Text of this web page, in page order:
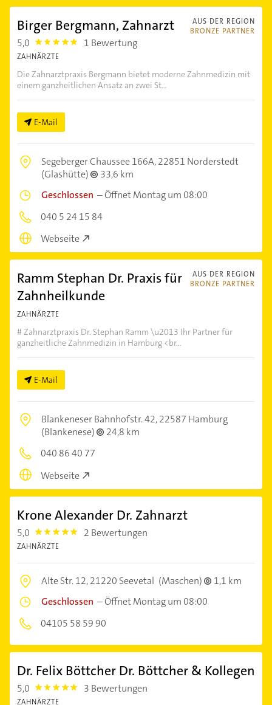
AUS DER REGION
BRONZE PARTNER
Birger Bergmann, Zahnarzt
5,0 5.0 1 Bewertung
ZAHNÄRZTE
Die Zahnarztpraxis Bergmann bietet moderne Zahnmedizin mit
einem ganzheitlichen Ansatz an zwei St...
E-Mail
Segeberger Chaussee 166A,22851 Norderstedt
(Glashütte)
33,6 km
Geschlossen –Öffnet Montag um 08:00
040 5 24 15 84
Webseite
AUS DER REGION
BRONZE PARTNER
Ramm Stephan Dr. Praxis für
Zahnheilkunde
ZAHNÄRZTE
# Zahnarztpraxis Dr. Stephan Ramm \u2013 Ihr Partner für
ganzheitliche Zahnmedizin in Hamburg <br...
E-Mail
Blankeneser Bahnhofstr. 42,22587 Hamburg
(Blankenese)
24,8 km
040 86 40 77
Webseite
Krone Alexander Dr. Zahnarzt
5,0 5.0 2 Bewertungen
ZAHNÄRZTE
Alte Str. 12,21220 Seevetal (Maschen)
1,1 km
Geschlossen –Öffnet Montag um 08:00
04105 58 59 90
Dr. Felix Böttcher Dr. Böttcher & Kollegen
5,0 5.0 3 Bewertungen
ZAHNÄRZTE